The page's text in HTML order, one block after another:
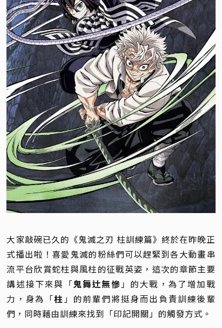
大家敲碗已久的《鬼滅之刃 柱訓練篇》終於在昨晚正
式播出啦！喜愛鬼滅的粉絲們可以趕緊到各大動畫串
流平台欣賞蛇柱與風柱的征戰英姿，這次的章節主要
講述接下來與「鬼舞辻無慘 」的大戰，為了增加戰
力，身為「柱 」的前輩們將挺身而出負責訓練後輩
們，同時藉由訓練來找到「印記開關」的觸發方式。